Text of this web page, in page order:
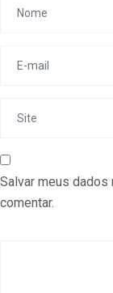
Salvar meus dados
comentar.